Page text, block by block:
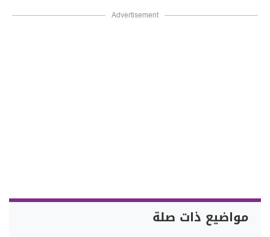
Advertisement
مواضيع ذات صلة